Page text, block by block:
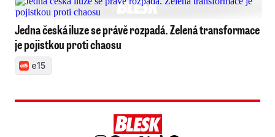
Jedna česká iluze se právě rozpadá. Zelená transformace
je pojistkou proti chaosu
e15